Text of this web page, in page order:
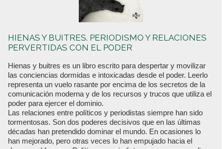
HIENAS Y BUITRES. PERIODISMO Y RELACIONES
PERVERTIDAS CON EL PODER
Hienas y buitres es un libro escrito para despertar y movilizar
las conciencias dormidas e intoxicadas desde el poder. Leerlo
representa un vuelo rasante por encima de los secretos de la
comunicación moderna y de los recursos y trucos que utiliza el
poder para ejercer el dominio.
Las relaciones entre políticos y periodistas siempre han sido
tormentosas. Son dos poderes decisivos que en las últimas
décadas han pretendido dominar el mundo. En ocasiones lo
han mejorado, pero otras veces lo han empujado hacia el